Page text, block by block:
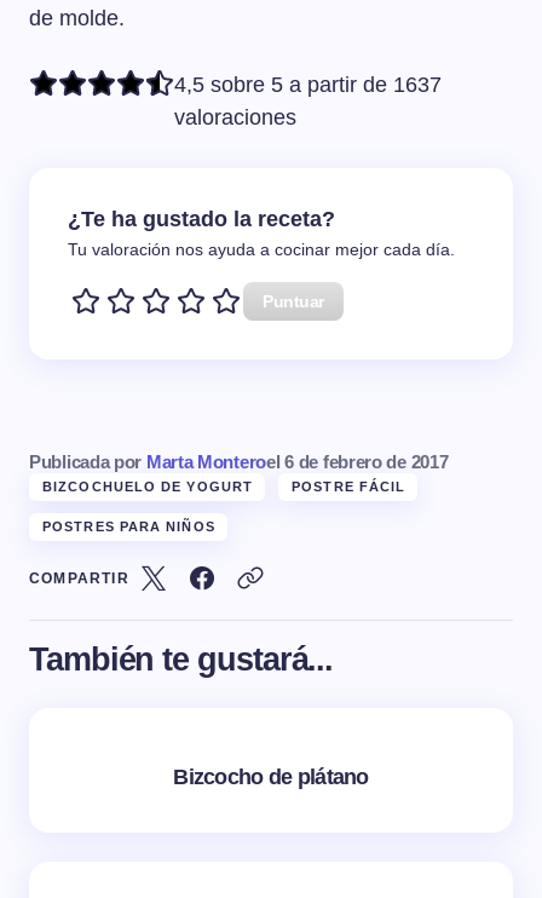
de molde.
4,5 sobre 5 a partir de 1637
valoraciones
¿Te ha gustado la receta?
Tu valoración nos ayuda a cocinar mejor cada día.
Puntuar
Publicada por Marta Monteroel 6 de febrero de 2017
BIZCOCHUELO DE YOGURT POSTRE FÁCIL
POSTRES PARA NIÑOS
COMPARTIR
También te gustará...
Bizcocho de plátano